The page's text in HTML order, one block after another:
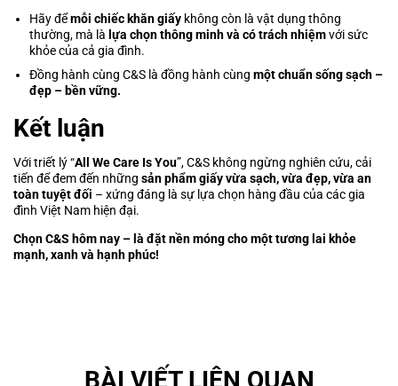
Hãy đểmỗi chiếc khăn giấy không còn là vật dụng thông
thường, mà là lựa chọn thông minhvà có trách nhiệmvới sức
khỏe của cả gia đình.
Đồng hành cùng C&S là đồng hành cùngmột chuẩn sống sạch –
đẹp – bền vững.
Kết luận
Với triết lý “All We Care Is You”, C&S không ngừng nghiên cứu, cải
tiến để đem đến những sản phẩm giấy vừa sạch, vừa đẹp, vừa an
toàn tuyệt đối – xứng đáng là sự lựa chọn hàng đầu của các gia
đình Việt Nam hiện đại.
Chọn C&S hôm nay – là đặt nền móng cho một tương lai khỏe
mạnh, xanh và hạnh phúc!